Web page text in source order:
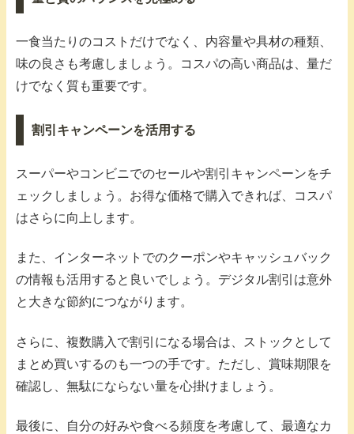
一食当たりのコストだけでなく、内容量や具材の種類、
味の良さも考慮しましょう。コスパの高い商品は、量だ
けでなく質も重要です。
割引キャンペーンを活用する
スーパーやコンビニでのセールや割引キャンペーンをチ
ェックしましょう。お得な価格で購入できれば、コスパ
はさらに向上します。
また、インターネットでのクーポンやキャッシュバック
の情報も活用すると良いでしょう。デジタル割引は意外
と大きな節約につながります。
さらに、複数購入で割引になる場合は、ストックとして
まとめ買いするのも一つの手です。ただし、賞味期限を
確認し、無駄にならない量を心掛けましょう。
最後に、自分の好みや食べる頻度を考慮して、最適なカ